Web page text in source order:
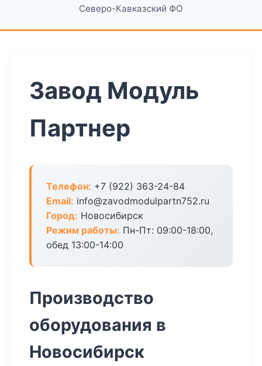
Северо-Кавказский ФО
Завод Модуль
Партнер
Телефон: +7 (922) 363-24-84
Email: info@zavodmodulpartn752.ru
Город: Новосибирск
Режим работы: Пн-Пт: 09:00-18:00,
обед 13:00-14:00
Производство
оборудования в
Новосибирск